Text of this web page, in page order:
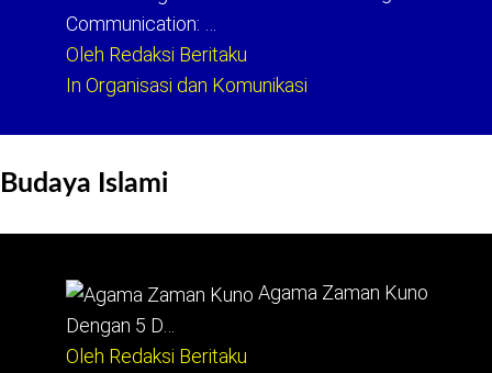
Communication: …
Oleh Redaksi Beritaku
In Organisasi dan Komunikasi
Budaya Islami
Agama Zaman Kuno
Dengan 5 D…
Oleh Redaksi Beritaku